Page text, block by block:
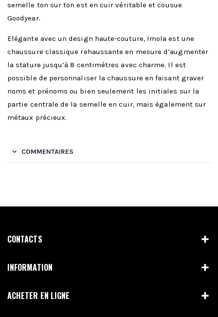
semelle ton sur ton est en cuir véritable et cousue
Goodyear.
Elégante avec un design haute-couture, Imola est une
chaussure classique rehaussante en mesure d’augmenter
la stature jusqu’à 8 centimètres avec charme. Il est
possible de personnaliser la chaussure en faisant graver
noms et prénoms ou bien seulement les initiales sur la
partie centrale de la semelle en cuir, mais également sur
métaux précieux.
COMMENTAIRES
CONTACTS
INFORMATION
ACHETER EN LIGNE